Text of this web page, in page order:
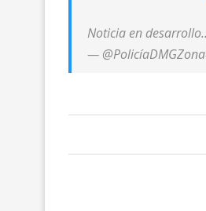
Noticia en
—